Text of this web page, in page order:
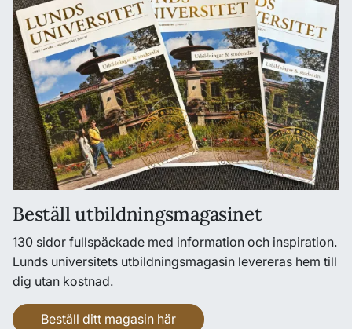
Beställ utbildningsmagasinet
130 sidor fullspäckade med information och inspiration.
Lunds universitets utbildningsmagasin levereras hem till
dig utan kostnad.
Beställ ditt magasin här